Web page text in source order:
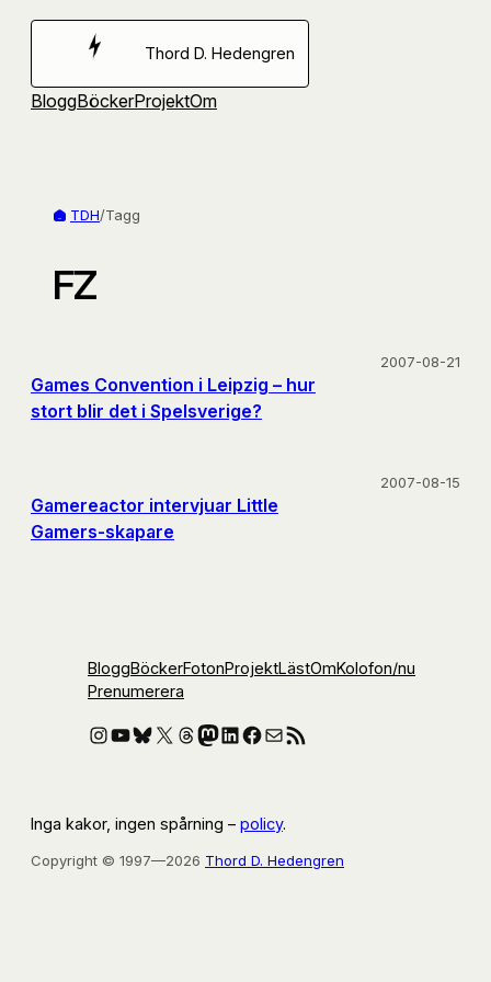
Hoppa
Thord D. Hedengren
BloggBöckerProjektOm
TDH/Tagg
FZ
Games Convention i Leipzig – hur
stort blir det i Spelsverige?
2007-08-21
Gamereactor intervjuar Little
Gamers-skapare
2007-08-15
BloggBöckerFotonProjektLästOmKolofon/nu
Prenumerera
Instagram
YouTube
Bluesky
X Threads
Mastodon
LinkedIn
Facebook
E-postRSS-flöde
Inga kakor, ingen spårning – policy.
Copyright © 1997—2026 Thord D. Hedengren